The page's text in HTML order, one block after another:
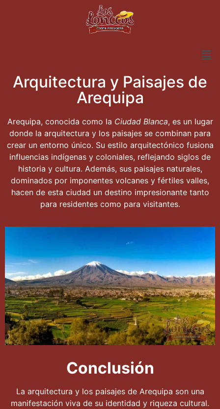
Arquitectura y Paisajes de
Arequipa
Arequipa, conocida como la Ciudad Blanca, es un lugar
donde la arquitectura y los paisajes se combinan para
crear un entorno único. Su estilo arquitectónico fusiona
influencias indígenas y coloniales, reflejando siglos de
historia y cultura. Además, sus paisajes naturales,
dominados por imponentes volcanes y fértiles valles,
hacen de esta ciudad un destino impresionante tanto
para residentes como para visitantes.
Conclusión
La arquitectura y los paisajes de Arequipa son una
manifestación viva de su identidad y riqueza cultural.